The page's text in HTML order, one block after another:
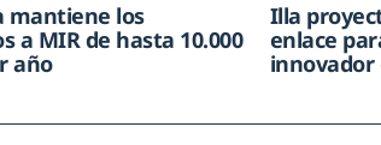
mantiene los
a MIR de hasta 10.000
año
Illa
enlace
innovador